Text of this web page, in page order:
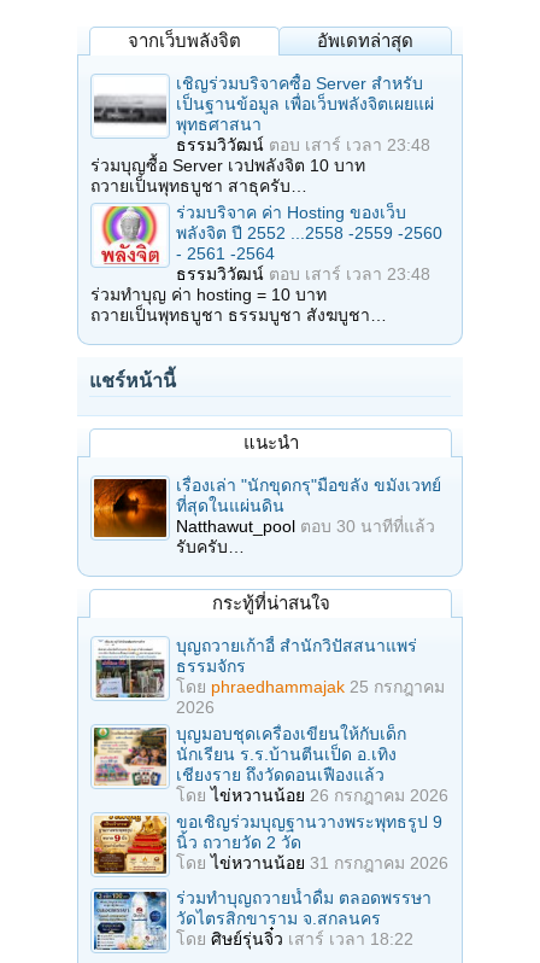
จากเว็บพลังจิต อัพเดทล่าสุด
เชิญร่วมบริจาคซื้อ Server สำหรับ
เป็นฐานข้อมูล เพื่อเว็บพลังจิตเผยแผ่
พุทธศาสนา
ธรรมวิวัฒน์ ตอบ เสาร์ เวลา 23:48
ร่วมบุญซื้อ Server เวปพลังจิต 10 บาท
ถวายเป็นพุทธบูชา สาธุครับ…
ร่วมบริจาค ค่า Hosting ของเว็บ
พลังจิต ปี 2552 ...2558 -2559 -2560
- 2561 -2564
ธรรมวิวัฒน์ ตอบ เสาร์ เวลา 23:48
ร่วมทำบุญ ค่า hosting = 10 บาท
ถวายเป็นพุทธบูชา ธรรมบูชา สังฆบูชา…
แชร์หน้านี้
แนะนำ
เรื่องเล่า "นักขุดกรุ"มือขลัง ขมังเวทย์
ที่สุดในแผ่นดิน
Natthawut_pool ตอบ 30 นาทีที่แล้ว
รับครับ…
กระทู้ที่น่าสนใจ
บุญถวายเก้าอี้ สำนักวิปัสสนาแพร่
ธรรมจักร
โดย phraedhammajak 25 กรกฎาคม
2026
บุญมอบชุดเครื่องเขียนให้กับเด็ก
นักเรียน ร.ร.บ้านตีนเป็ด อ.เทิง
เชียงราย ถึงวัดดอนเฟืองแล้ว
โดยไข่หวานน้อย 26 กรกฎาคม 2026
ขอเชิญร่วมบุญฐานวางพระพุทธรูป 9
นิ้ว ถวายวัด 2 วัด
โดยไข่หวานน้อย 31 กรกฎาคม 2026
ร่วมทําบุญถวายน้ำดื่ม ตลอดพรรษา
วัดไตรสิกขาราม จ.สกลนคร
โดย ศิษย์รุ่นจิ๋ว เสาร์ เวลา 18:22